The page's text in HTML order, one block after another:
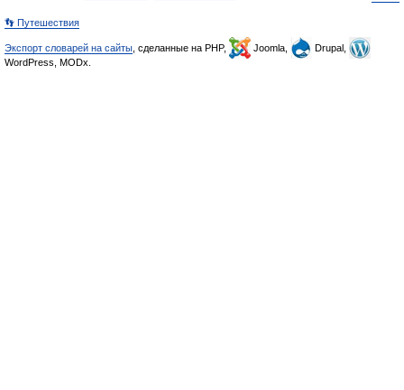
👣 Путешествия
Экспорт словарей на сайты , сделанные на PHP, Joomla,
Drupal,
WordPress, MODx.